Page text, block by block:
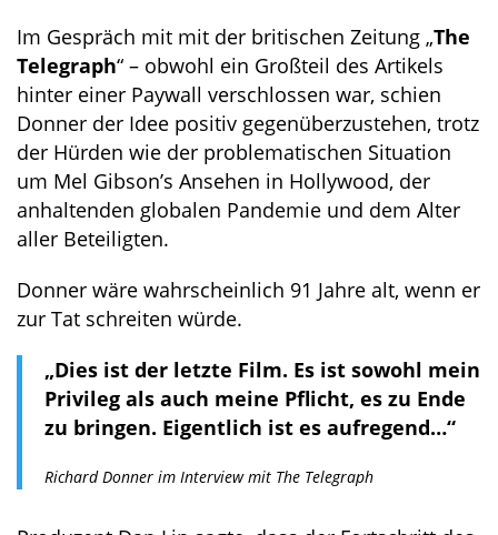
Im Gespräch mit mit der britischen Zeitung „The
Telegraph“ – obwohl ein Großteil des Artikels
hinter einer Paywall verschlossen war, schien
Donner der Idee positiv gegenüberzustehen, trotz
der Hürden wie der problematischen Situation
um Mel Gibson’s Ansehen in Hollywood, der
anhaltenden globalen Pandemie und dem Alter
aller Beteiligten.
Donner wäre wahrscheinlich 91 Jahre alt, wenn er
zur Tat schreiten würde.
„Dies ist der letzte Film. Es ist sowohl mein
Privileg als auch meine Pflicht, es zu Ende
zu bringen. Eigentlich ist es aufregend…“
Richard Donner im Interview mit The Telegraph